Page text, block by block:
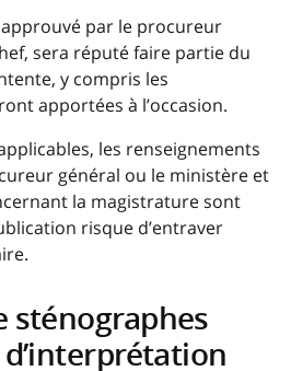
par le procureur
sera réputé faire partie du
y compris les
apportées à l’occasion.
les renseignements
général ou le ministère et
la magistrature sont
risque d’entraver
sténographes